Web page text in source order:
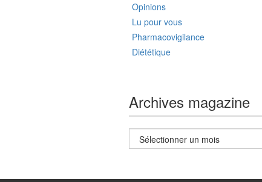
Opinions
Lu pour vous
Pharmacovigilance
Diététique
Archives magazine
Archives
magazine